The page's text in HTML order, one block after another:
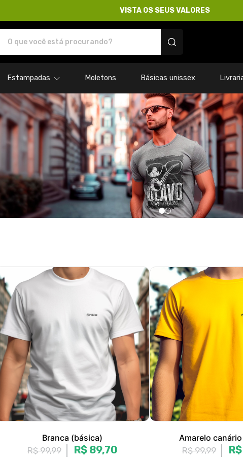
VISTA OS SEUS VALORES
os seus valores - Camisetas e produtos personalizados
Estampadas Moletons Básicas unissex
Branca (básica)
R$ 99,99
R$ 89,70
3x de R$ 29,90 sem juros
P, M, G, GG, XGG
Amarelo
R$ 99,99
3x de R$ 29,90
P, M, G, GG,